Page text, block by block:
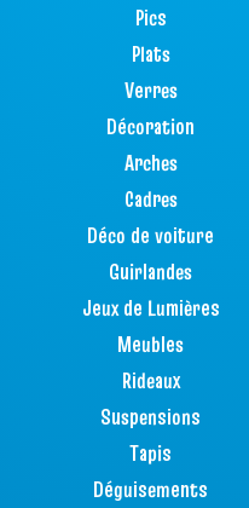
Pics
Plats
Verres
Décoration
Arches
Cadres
Déco de voiture
Guirlandes
Jeux de Lumières
Meubles
Rideaux
Suspensions
Tapis
Déguisements